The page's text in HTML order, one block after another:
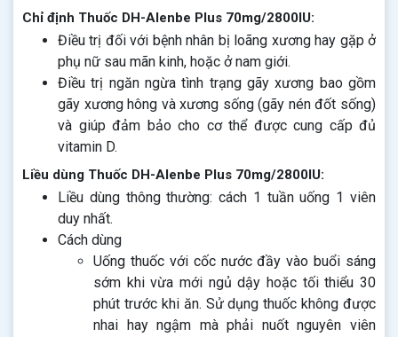
Chỉ định Thuốc DH-Alenbe Plus 70mg/2800IU:
Điều trị đối với bệnh nhân bị loãng xương hay gặp ở
phụ nữ sau mãn kinh, hoặc ở nam giới.
Điều trị ngăn ngừa tình trạng gãy xương bao gồm
gãy xương hông và xương sống (gãy nén đốt sống)
và giúp đảm bảo cho cơ thể được cung cấp đủ
vitamin D.
Liều dùng Thuốc DH-Alenbe Plus 70mg/2800IU:
Liều dùng thông thường: cách 1 tuần uống 1 viên
duy nhất.
Cách dùng
Uống thuốc với cốc nước đầy vào buổi sáng
sớm khi vừa mới ngủ dậy hoặc tối thiểu 30
phút trước khi ăn. Sử dụng thuốc không được
nhai hay ngậm mà phải nuốt nguyên viên